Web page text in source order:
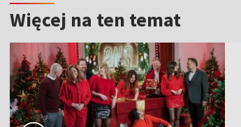
Więcej na ten temat